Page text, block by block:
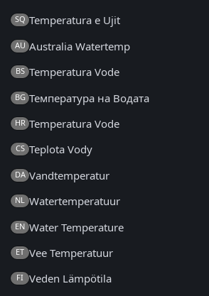
SQ Temperatura e Ujit
AU Australia Watertemp
BS Temperatura Vode
BG Температура на Водата
HR Temperatura Vode
CS Teplota Vody
DA Vandtemperatur
NL Watertemperatuur
EN Water Temperature
ET Vee Temperatuur
FI Veden Lämpötila